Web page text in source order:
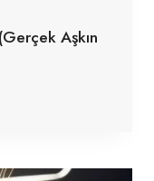
Aşkın